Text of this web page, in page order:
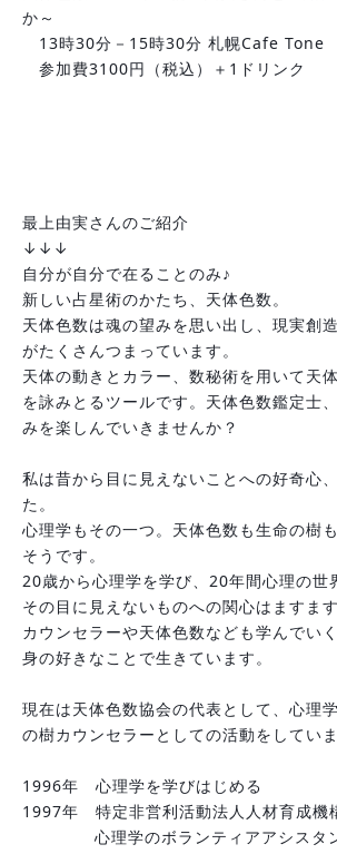
か～
13時30分－15時30分 札幌Cafe Tone
参加費3100円（税込）＋1ドリンク
最上由実さんのご紹介
↓↓↓
自分が自分で在ることのみ♪
新しい占星術のかたち、天体色数。
天体色数は魂の望みを思い出し、現実創
がたくさんつまっています。
天体の動きとカラー、数秘術を用いて天
を詠みとるツールです。天体色数鑑定士
みを楽しんでいきませんか？
私は昔から目に見えないことへの好奇心
た。
心理学もその一つ。天体色数も生命の樹
そうです。
20歳から心理学を学び、20年間心理の世
その目に見えないものへの関心はますま
カウンセラーや天体色数なども学んでい
身の好きなことで生きています。
現在は天体色数協会の代表として、心理
の樹カウンセラーとしての活動をしていま
1996年　心理学を学びはじめる
1997年　特定非営利活動法人人材育成機
心理学のボランティアアシスタン